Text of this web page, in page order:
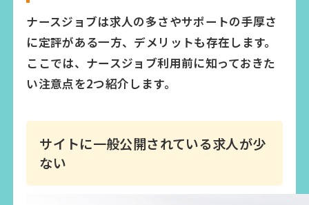
ナースジョブは求人の多さやサポートの手厚さ
に定評がある一方、デメリットも存在します。
ここでは、ナースジョブ利用前に知っておきた
い注意点を2つ紹介します。
サイトに一般公開されている求人が少
ない